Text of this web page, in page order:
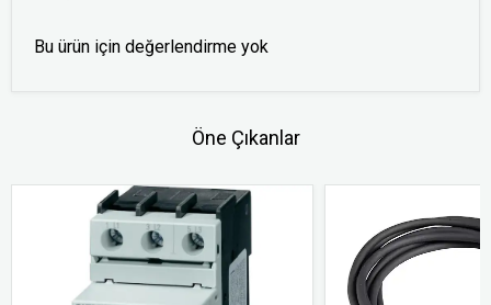
Bu ürün için değerlendirme yok
Öne Çıkanlar